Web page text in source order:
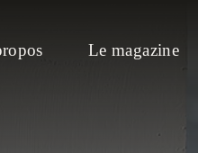
Le magazine